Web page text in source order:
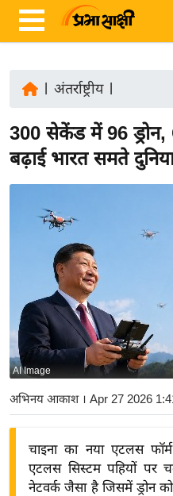
ज़ा
ख
त
र्रा
ष्ट्री
य
बि
ज़
अंतर्राष्ट्रीय|
300 सेकेंड में 96
बढ़ाई भारत समते
AI Image
अभिनय आकाश। Apr 27 2026
चाइना का नया एटलस
एटलस सिस्टम पहियों पर
नेटवर्क जैसा है जिसमें ड्रोन